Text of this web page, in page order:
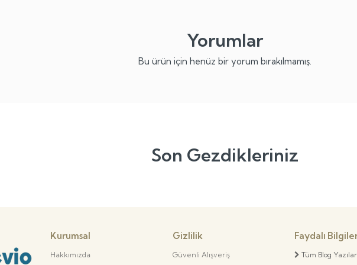
Yorumlar
Bu ürün için henüz bir yorum bırakılmamış.
Son Gezdikleriniz
Kurumsal
Hakkımızda
Gizlilik
Güvenli Alışveriş
Faydalı
Tüm Blog